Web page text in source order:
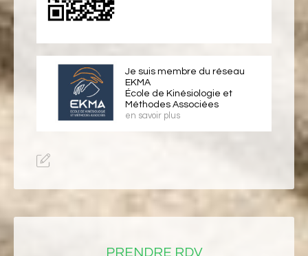
Je suis membre du réseau
EKMA
École de Kinésiologie et
Méthodes Associées
en savoir plus
PRENDRE RDV